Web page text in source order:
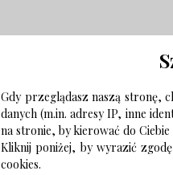
Gdy przeglądasz naszą stronę,
danych (m.in. adresy IP, inne
na stronie, by kierować do
Kliknij poniżej, by wyrazić
cookies.